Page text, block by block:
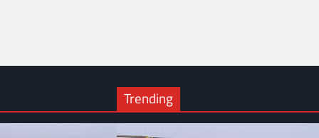
Trending